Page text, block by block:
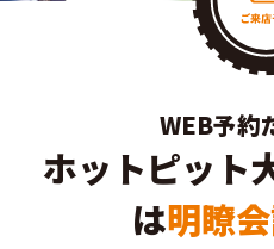
WEB予約
ホットピット
は明瞭